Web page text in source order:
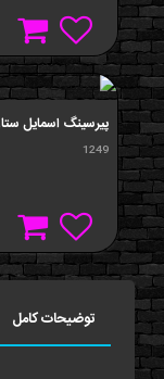
پيرسينگ اسمايل
1249
توضیحات کامل